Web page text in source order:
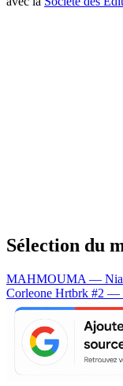
Sélection du
MAHMOUMA —
Corleone Hrtbrk #2 —